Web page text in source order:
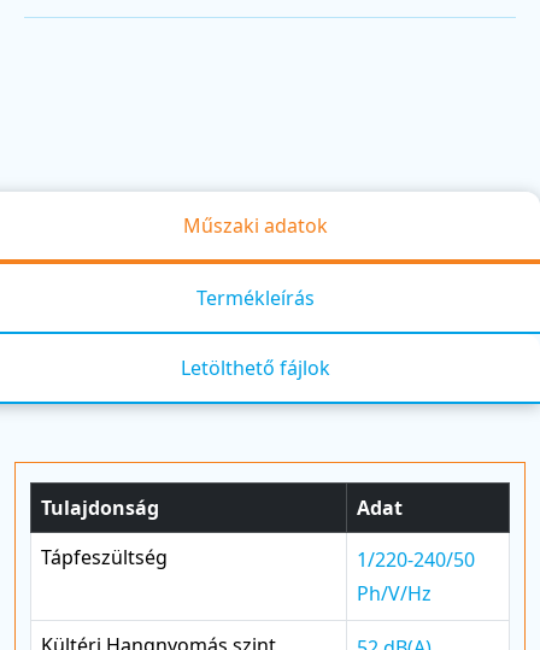
Műszaki adatok
Termékleírás
Letölthető fájlok
Tulajdonság
Adat
Tápfeszültség
1/220-240/50
Ph/V/Hz